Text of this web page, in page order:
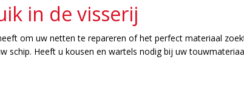
in de visserij
om uw netten te repareren of het perfect materiaal
Heeft u kousen en wartels nodig bij uw